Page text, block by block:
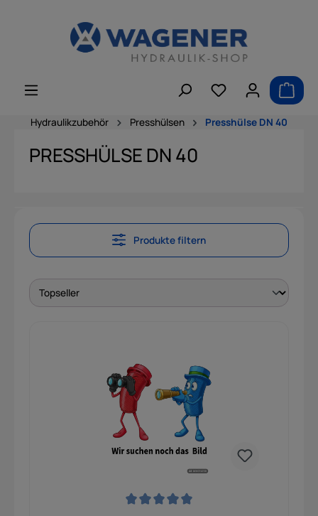
Hydraulikzubehör Presshülsen Presshülse DN 40
PRESSHÜLSE DN 40
Produkte filtern